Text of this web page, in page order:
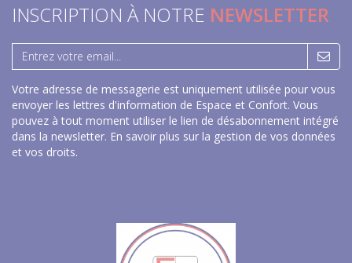
INSCRIPTION À NOTRE NEWSLETTER
Votre adresse de messagerie est uniquement utilisée pour vous
envoyer les lettres d'information de Espace et Confort. Vous
pouvez à tout moment utiliser le lien de désabonnement intégré
dans la newsletter. En savoir plus sur la gestion de vos données
et vos droits.